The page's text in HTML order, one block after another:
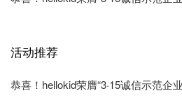
活动推荐
恭喜！hellokid荣膺“3·15诚信示范企